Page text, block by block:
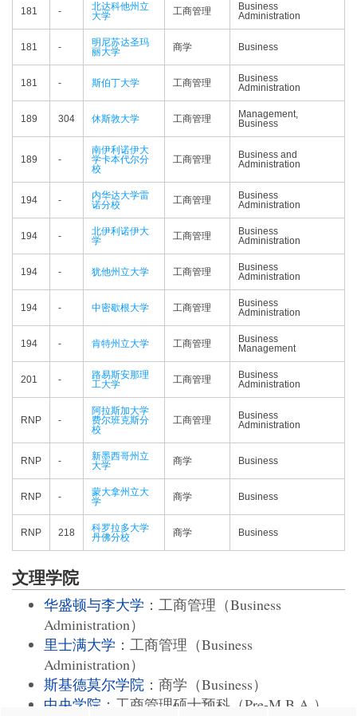
181 -
北达科他州立
大学
工商管理
Business
Administration
181 -
明尼苏达圣玛
丽大学
商学 Business
181 - 斯伯丁大学 工商管理
Business
Administration
189 304 休斯敦大学 工商管理
Management,
Business
189 -
南伊利诺伊大
学卡本代尔分
校
工商管理
Business and
Administration
194 -
内华达大学雷
诺分校
工商管理
Business
Administration
194 -
北伊利诺伊大
学
工商管理
Business
Administration
194 - 犹他州立大学 工商管理
Business
Administration
194 - 中密歇根大学 工商管理
Business
Administration
194 - 肯特州立大学 工商管理
Business
Management
201 -
路易斯安那理
工大学
工商管理
Business
Administration
RNP -
阿拉斯加大学
费尔班克斯分
校
工商管理
Business
Administration
RNP -
新墨西哥州立
大学
商学 Business
RNP -
蒙大拿州立大
学
商学 Business
RNP 218
科罗拉多大学
丹佛分校
商学 Business
文理学院
华盛顿与李大学 ：工商管理（Business
Administration）
里士满大学 ：工商管理（Business
Administration）
斯基德莫尔学院 ：商学（Business）
中央学院 ：工商管理硕士预科（Pre-M.B.A.）